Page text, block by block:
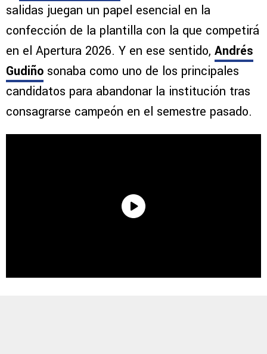
salidas juegan un papel esencial en la
confección de la plantilla con la que competirá
en el Apertura 2026. Y en ese sentido, Andrés
Gudiño sonaba como uno de los principales
candidatos para abandonar la institución tras
consagrarse campeón en el semestre pasado.